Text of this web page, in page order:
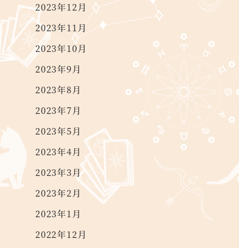
2023年12月
2023年11月
2023年10月
2023年9月
2023年8月
2023年7月
2023年5月
2023年4月
2023年3月
2023年2月
2023年1月
2022年12月